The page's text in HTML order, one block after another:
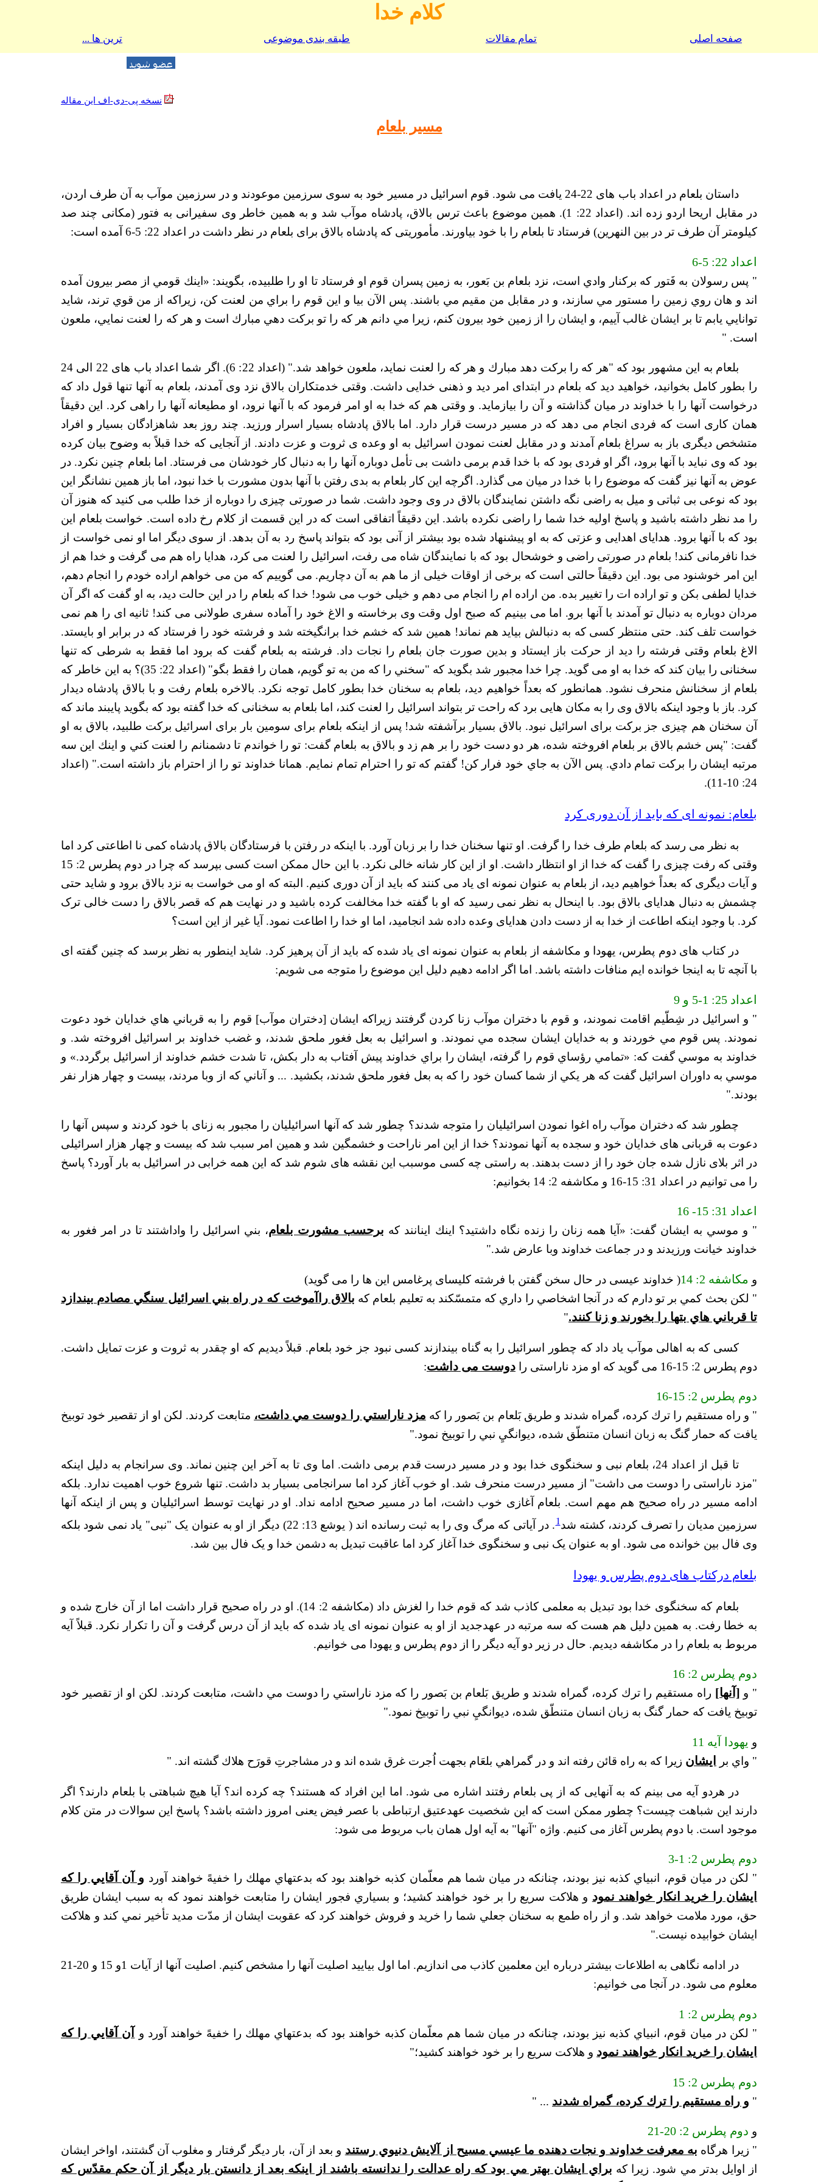
کلام خدا
صفحه اصلی تمام مقالات طبقه بندی موضوعی ترین ها ...
نسخه پی-دی-اف این مقاله
مسیر بلعام
داستان بلعام در اعداد باب های 22-24 یافت می شود. قوم اسرائیل در مسیر خود به سوی سرزمین موعودند و در سرزمین موآب به آن طرف اردن،
در مقابل اریحا اردو زده اند. (اعداد 22: 1). همین موضوع باعث ترس بالاق، پادشاه موآب شد و به همین خاطر وی سفیرانی به فتور (مکانی چند صد
کیلومتر آن طرف تر در بین النهرین) فرستاد تا بلعام را با خود بیاورند. مأموریتی که پادشاه بالاق برای بلعام در نظر داشت در اعداد 22: 5-6 آمده است:
اعداد 22: 5-6
" پس رسولان به فَتور كه بركنار وادي است، نزد بلعام بن بَعور، به زمين پسران قوم او فرستاد تا او را طلبيده، بگويند: «اينك قومي از مصر بيرون آمده
اند و هان روي زمين را مستور مي سازند، و در مقابل من مقيم مي باشند. پس الآن بيا و اين قوم را براي من لعنت كن، زيراكه از من قوي ترند، شايد
توانايي يابم تا بر ايشان غالب آييم، و ايشان را از زمين خود بيرون كنم، زيرا مي دانم هر كه را تو بركت دهي مبارك است و هر كه را لعنت نمايي، ملعون
است. "
بلعام به این مشهور بود که "هر كه را بركت دهد مبارك و هر كه را لعنت نمايد، ملعون خواهد شد." (اعداد 22: 6). اگر شما اعداد باب های 22 الی 24
را بطور کامل بخوانید، خواهید دید که بلعام در ابتدای امر دید و ذهنی خدایی داشت. وقتی خدمتکاران بالاق نزد وی آمدند، بلعام به آنها تنها قول داد که
درخواست آنها را با خداوند در میان گذاشته و آن را بیازماید. و وقتی هم که خدا به او امر فرمود که با آنها نرود، او مطیعانه آنها را راهی کرد. این دقیقاً
همان کاری است که فردی انجام می دهد که در مسیر درست قرار دارد. اما بالاق پادشاه بسیار اسرار ورزید. چند روز بعد شاهزادگان بسیار و افراد
متشخص دیگری باز به سراغ بلعام آمدند و در مقابل لعنت نمودن اسرائیل به او وعده ی ثروت و عزت دادند. از آنجایی که خدا قبلاً به وضوح بیان کرده
بود که وی نباید با آنها برود، اگر او فردی بود که با خدا قدم برمی داشت بی تأمل دوباره آنها را به دنبال کار خودشان می فرستاد. اما بلعام چنین نکرد. در
عوض به آنها نیز گفت که موضوع را با خدا در میان می گذارد. اگرچه این کار بلعام به بدی رفتن با آنها بدون مشورت با خدا نبود، اما باز همین نشانگر این
بود که نوعی بی ثباتی و میل به راضی نگه داشتن نمایندگان بالاق در وی وجود داشت. شما در صورتی چیزی را دوباره از خدا طلب می کنید که هنوز آن
را مد نظر داشته باشید و پاسخ اولیه خدا شما را راضی نکرده باشد. این دقیقاً اتفاقی است که در این قسمت از کلام رخ داده است. خواست بلعام این
بود که با آنها برود. هدایای اهدایی و عزتی که به او پیشنهاد شده بود بیشتر از آنی بود که بتواند پاسخ رد به آن بدهد. از سوی دیگر اما او نمی خواست از
خدا نافرمانی کند! بلعام در صورتی راضی و خوشحال بود که با نمایندگان شاه می رفت، اسرائیل را لعنت می کرد، هدایا راه هم می گرفت و خدا هم از
این امر خوشنود می بود. این دقیقاً حالتی است که برخی از اوقات خیلی از ما هم به آن دچاریم. می گوییم که من می خواهم اراده خودم را انجام دهم،
خدایا لطفی بکن و تو اراده ات را تغییر بده. من اراده ام را انجام می دهم و خیلی خوب می شود! خدا که بلعام را در این حالت دید، به او گفت که اگر آن
مردان دوباره به دنبال تو آمدند با آنها برو. اما می بینیم که صبح اول وقت وی برخاسته و الاغ خود را آماده سفری طولانی می کند! ثانیه ای را هم نمی
خواست تلف کند. حتی منتظر کسی که به دنبالش بیاید هم نماند! همین شد که خشم خدا برانگیخته شد و فرشته خود را فرستاد که در برابر او بایستد.
الاغ بلعام وقتی فرشته را دید از حرکت باز ایستاد و بدین صورت جان بلعام را نجات داد. فرشته به بلعام گفت که برود اما فقط به شرطی که تنها
سخنانی را بیان کند که خدا به او می گوید. چرا خدا مجبور شد بگوید که "سخني را كه من به تو گويم، همان را فقط بگو" (اعداد 22: 35)؟ به این خاطر که
بلعام از سخنانش منحرف نشود. همانطور که بعداً خواهیم دید، بلعام به سخنان خدا بطور کامل توجه نکرد. بالاخره بلعام رفت و با بالاق پادشاه دیدار
کرد. باز با وجود اینکه بالاق وی را به مکان هایی برد که راحت تر بتواند اسرائیل را لعنت کند، اما بلعام به سخنانی که خدا گفته بود که بگوید پایبند ماند که
آن سخنان هم چیزی جز برکت برای اسرائیل نبود. بالاق بسیار برآشفته شد! پس از اینکه بلعام برای سومین بار برای اسرائیل برکت طلبید، بالاق به او
گفت: "پس خشم بالاق بر بلعام افروخته شده، هر دو دست خود را بر هم زد و بالاق به بلعام گفت: تو را خواندم تا دشمنانم را لعنت كني و اينك اين سه
مرتبه ايشان را بركت تمام دادي. پس الآن به جاي خود فرار كن! گفتم كه تو را احترام تمام نمايم. همانا خداوند تو را از احترام باز داشته است." (اعداد
24: 10-11).
بلعام: نمونه ای که باید از آن دوری کرد
به نظر می رسد که بلعام طرف خدا را گرفت. او تنها سخنان خدا را بر زبان آورد. با اینکه در رفتن با فرستادگان بالاق پادشاه کمی نا اطاعتی کرد اما
وقتی که رفت چیزی را گفت که خدا از او انتظار داشت. او از این کار شانه خالی نکرد. با این حال ممکن است کسی بپرسد که چرا در دوم پطرس 2: 15
و آیات دیگری که بعداً خواهیم دید، از بلعام به عنوان نمونه ای یاد می کنند که باید از آن دوری کنیم. البته که او می خواست به نزد بالاق برود و شاید حتی
چشمش به دنبال هدایای بالاق بود. با اینحال به نظر نمی رسید که او با گفته خدا مخالفت کرده باشید و در نهایت هم که قصر بالاق را دست خالی ترک
کرد. با وجود اینکه اطاعت از خدا به از دست دادن هدایای وعده داده شد انجامید، اما او خدا را اطاعت نمود. آیا غیر از این است؟
در کتاب های دوم پطرس، یهودا و مکاشفه از بلعام به عنوان نمونه ای یاد شده که باید از آن پرهیز کرد. شاید اینطور به نظر برسد که چنین گفته ای
با آنچه تا به اینجا خوانده ایم منافات داشته باشد. اما اگر ادامه دهیم دلیل این موضوع را متوجه می شویم:
اعداد 25: 1-5 و 9
" و اسرائيل در شِطّيم اقامت نمودند، و قوم با دختران موآب زنا كردن گرفتند زيراكه ايشان [دختران موآب] قوم را به قرباني هاي خدايان خود دعوت
نمودند. پس قوم مي خوردند و به خدايان ايشان سجده مي نمودند. و اسرائيل به بعل فغور ملحق شدند، و غضب خداوند بر اسرائيل افروخته شد. و
خداوند به موسي گفت كه: «تمامي رؤساي قوم را گرفته، ايشان را براي خداوند پيش آفتاب به دار بكش، تا شدت خشم خداوند از اسرائيل برگردد.» و
موسي به داوران اسرائيل گفت كه هر يكي از شما كسان خود را كه به بعل فغور ملحق شدند،‌ بكشيد. ... و آناني كه از وبا مردند، بيست و چهار هزار نفر
بودند."
چطور شد که دختران موآب راه اغوا نمودن اسرائیلیان را متوجه شدند؟ چطور شد که آنها اسرائیلیان را مجبور به زنای با خود کردند و سپس آنها را
دعوت به قربانی های خدایان خود و سجده به آنها نمودند؟ خدا از این امر ناراحت و خشمگین شد و همین امر سبب شد که بیست و چهار هزار اسرائیلی
در اثر بلای نازل شده جان خود را از دست بدهند. به راستی چه کسی موسبب این نقشه های شوم شد که این همه خرابی در اسرائیل به بار آورد؟ پاسخ
را می توانیم در اعداد 31: 15-16 و مکاشفه 2: 14 بخوانیم:
اعداد 31: 15- 16
" و موسي به ايشان گفت: «آيا همه زنان را زنده نگاه داشتيد؟ اينك اينانند كه برحسب مشورت بلعام، بني اسرائيل را واداشتند تا در امر فغور به
خداوند خيانت ورزيدند و در جماعت خداوند وبا عارض شد."
و مکاشفه 2: 14
( خداوند عیسی در حال سخن گفتن با فرشته کلیسای پرغامس این ها را می گوید)
" لكن بحث كمي بر تو دارم كه در آنجا اشخاصي را داري كه متمسّكند به تعليم بلعام كه بالاق راآموخت كه در راه بني اسرائيل سنگي مصادم بيندازد
تا قرباني هاي بتها را بخورند و زنا كنند."
کسی که به اهالی موآب یاد داد که چطور اسرائیل را به گناه بیندازند کسی نبود جز خود بلعام. قبلاً دیدیم که او چقدر به ثروت و عزت تمایل داشت.
دوم پطرس 2: 15-16 می گوید که او مزد ناراستی را
دوست می داشت:
دوم پطرس 2: 15-16
" و راه مستقيم را ترك كرده، گمراه شدند و طريق بَلعام بن بَصور را كه مزد ناراستي را دوست مي داشت، متابعت كردند. لكن او از تقصير خود توبيخ
يافت كه حمار گنگ به زبان انسان متنطّق شده، ديوانگيِ نبي را توبيخ نمود."
تا قبل از اعداد 24، بلعام نبی و سخنگوی خدا بود و در مسیر درست قدم برمی داشت. اما وی تا به آخر این چنین نماند. وی سرانجام به دلیل اینکه
"مزد ناراستی را دوست می داشت" از مسیر درست منحرف شد. او خوب آغاز کرد اما سرانجامی بسیار بد داشت. تنها شروع خوب اهمیت ندارد. بلکه
ادامه مسیر در راه صحیح هم مهم است. بلعام آغازی خوب داشت، اما در مسیر صحیح ادامه نداد. او در نهایت توسط اسرائیلیان و پس از اینکه آنها
سرزمین مدیان را تصرف کردند، کشته شد1
. در آیاتی که مرگ وی را به ثبت رسانده اند ( یوشع 13: 22) دیگر از او به عنوان یک "نبی" یاد نمی شود بلکه
وی فال بین خوانده می شود. او به عنوان یک نبی و سخنگوی خدا آغاز کرد اما عاقبت تبدیل به دشمن خدا و یک فال بین شد.
بلعام درکتاب های دوم پطرس و یهودا
بلعام که سخنگوی خدا بود تبدیل به معلمی کاذب شد که قوم خدا را لغزش داد (مکاشفه 2: 14). او در راه صحیح قرار داشت اما از آن خارج شده و
به خطا رفت. به همین دلیل هم هست که سه مرتبه در عهدجدید از او به عنوان نمونه ای یاد شده که باید از آن درس گرفت و آن را تکرار نکرد. قبلاً آیه
مربوط به بلعام را در مکاشفه دیدیم. حال در زیر دو آیه دیگر را از دوم پطرس و یهودا می خوانیم.
دوم پطرس 2: 16
" و [آنها] راه مستقيم را ترك كرده، گمراه شدند و طريق بَلعام بن بَصور را كه مزد ناراستي را دوست مي داشت، متابعت كردند. لكن او از تقصير خود
توبيخ يافت كه حمار گنگ به زبان انسان متنطّق شده، ديوانگيِ نبي را توبيخ نمود."
و یهودا آیه 11
" واي بر
ايشان زيرا كه به راه قائن رفته اند و در گمراهي بلعَام بجهت اُجرت غرق شده اند و در مشاجرتِ قورَح هلاك گشته اند. "
در هردو آیه می بینم که به آنهایی که از پی بلعام رفتند اشاره می شود. اما این افراد که هستند؟ چه کرده اند؟ آیا هیچ شباهتی با بلعام دارند؟ اگر
دارند این شباهت چیست؟ چطور ممکن است که این شخصیت عهدعتیق ارتباطی با عصر فیض یعنی امروز داشته باشد؟ پاسخ این سوالات در متن کلام
موجود است. با دوم پطرس آغاز می کنیم. واژه "آنها" به آیه اول همان باب مربوط می شود:
دوم پطرس 2: 1-3
" لكن در ميان قوم، انبياي كذبه نيز بودند، چنانكه در ميان شما هم معلّمان كذبه خواهند بود كه بدعتهاي مهلك را خفيهً خواهند آورد و آن آقايي را كه
ايشان را خريد انكار خواهند نمود و هلاكت سريع را بر خود خواهند كشيد؛ و بسياري فجور ايشان را متابعت خواهند نمود كه به سبب ايشان طريق
حق، مورد ملامت خواهد شد. و از راه طمع به سخنان جعلي شما را خريد و فروش خواهند كرد كه عقوبت ايشان از مدّت مديد تأخير نمي كند و هلاكت
ايشان خوابيده نيست."
در ادامه نگاهی به اطلاعات بیشتر درباره این معلمین کاذب می اندازیم. اما اول بیایید اصلیت آنها را مشخص کنیم. اصلیت آنها از آیات 1و 15 و 20-21
معلوم می شود. در آنجا می خوانیم:
دوم پطرس 2: 1
" لكن در ميان قوم، انبياي كذبه نيز بودند، چنانكه در ميان شما هم معلّمان كذبه خواهند بود كه بدعتهاي مهلك را خفيهً خواهند آورد و
آن آقايي را كه
ايشان را خريد انكار خواهند نمود و هلاكت سريع را بر خود خواهند كشيد؛"
دوم پطرس 2: 15
" و راه مستقيم را ترك كرده، گمراه شدند ... "
و دوم پطرس 2: 20-21
" زيرا هرگاه به معرفت خداوند و نجات دهنده ما عيسي مسيح از آلايش دنيوي رستند و بعد از آن، بار ديگر گرفتار و مغلوب آن گشتند، اواخر ايشان
از اوايل بدتر مي شود. زيرا كه براي ايشان بهتر مي بود كه راه عدالت را ندانسته باشند از اينكه بعد از دانستن بار ديگر از آن حكم مقدّس كه